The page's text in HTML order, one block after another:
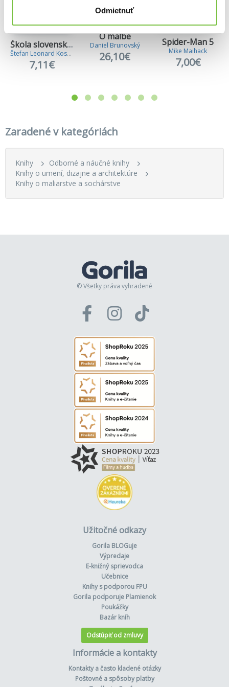
Odmietnuť
Škola slovenského ornamentu
Štefan Leonard Kostelníček
7,11€
O maľbe
Daniel Brunovský
26,10€
Spider-Man 5
Mike Maihack
7,00€
Zaradené v kategóriách
Knihy
Odborné a náučné knihy
Knihy o umení, dizajne a architektúre
Knihy o maliarstve a sochárstve
© Všetky práva vyhradené
Užitočné odkazy
Gorila BLOGuje
Výpredaje
E-knižný sprievodca
Učebnice
Knihy s podporou FPU
Gorila podporuje Plamienok
Poukážky
Bazár kníh
Odstúpiť od zmluvy
Informácie a kontakty
Kontakty a často kladené otázky
Poštovné a spôsoby platby